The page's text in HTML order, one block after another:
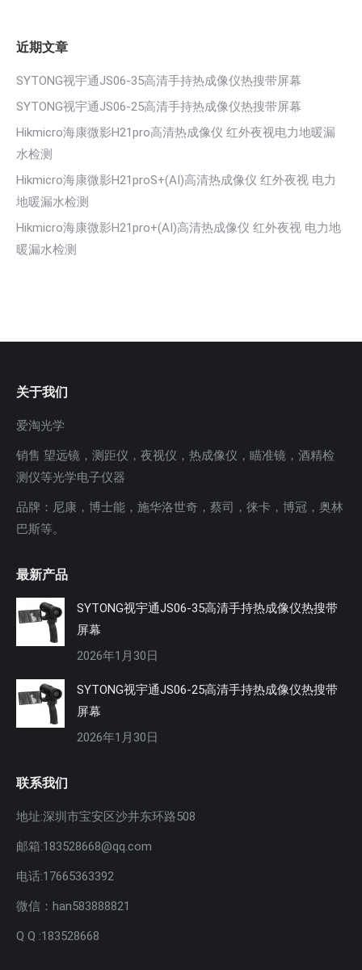
近期文章
SYTONG视宇通JS06-35高清手持热成像仪热搜带屏幕
SYTONG视宇通JS06-25高清手持热成像仪热搜带屏幕
Hikmicro海康微影H21pro高清热成像仪 红外夜视电力地暖漏
水检测
Hikmicro海康微影H21proS+(AI)高清热成像仪 红外夜视 电力
地暖漏水检测
Hikmicro海康微影H21pro+(AI)高清热成像仪 红外夜视 电力地
暖漏水检测
关于我们
爱淘光学
销售 望远镜，测距仪，夜视仪，热成像仪，瞄准镜，酒精检
测仪等光学电子仪器
品牌：尼康，博士能，施华洛世奇，蔡司，徕卡，博冠，奥林
巴斯等。
最新产品
SYTONG视宇通JS06-35高清手持热成像仪热搜带
屏幕
2026年1月30日
SYTONG视宇通JS06-25高清手持热成像仪热搜带
屏幕
2026年1月30日
联系我们
地址:深圳市宝安区沙井东环路508
邮箱:183528668@qq.com
电话:17665363392
微信：han583888821
Q Q :183528668